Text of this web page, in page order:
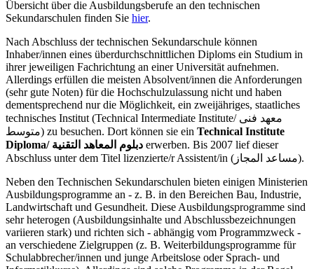
Übersicht über die Ausbildungsberufe an den technischen
Sekundarschulen finden Sie hier.
Nach Abschluss der technischen Sekundarschule können
Inhaber/innen eines überdurchschnittlichen Diploms ein Studium in
ihrer jeweiligen Fachrichtung an einer Universität aufnehmen.
Allerdings erfüllen die meisten Absolvent/innen die Anforderungen
(sehr gute Noten) für die Hochschulzulassung nicht und haben
dementsprechend nur die Möglichkeit, ein zweijähriges, staatliches
technisches Institut (Technical Intermediate Institute/ معهد فنى
متوسط) zu besuchen. Dort können sie ein Technical Institute
erwerben. Bis 2007 lief dieser
Abschluss unter dem Titel lizenzierte/r Assistent/in (مساعد المجاز).
Neben den Technischen Sekundarschulen bieten einigen Ministerien
Ausbildungsprogramme an - z. B. in den Bereichen Bau, Industrie,
Landwirtschaft und Gesundheit. Diese Ausbildungsprogramme sind
sehr heterogen (Ausbildungsinhalte und Abschlussbezeichnungen
variieren stark) und richten sich - abhängig vom Programmzweck -
an verschiedene Zielgruppen (z. B. Weiterbildungsprogramme für
Schulabbrecher/innen und junge Arbeitslose oder Sprach- und